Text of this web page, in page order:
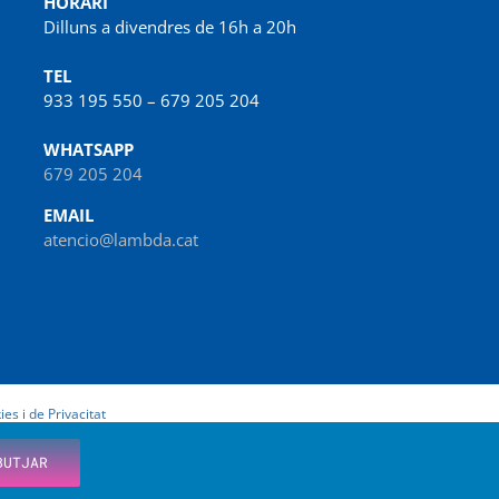
Dilluns a divendres de 16h a 20h
TEL
933 195 550 – 679 205 204
WHATSAPP
679 205 204
EMAIL
atencio@lambda.cat
i de Privacitat